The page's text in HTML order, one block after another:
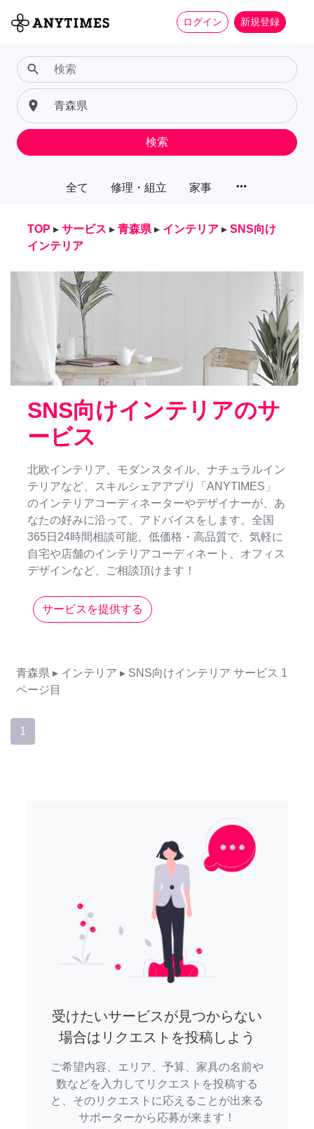
ログイン 新規登録
全て 修理・組立 家事 more_horiz
search
place
検索
TOP ▸ サービス ▸ 青森県 ▸ インテリア ▸ SNS向け
インテリア
SNS向けインテリアのサ
ービス
北欧インテリア、モダンスタイル、ナチュラルイン
テリアなど、スキルシェアアプリ「ANYTIMES」
のインテリアコーディネーターやデザイナーが、あ
なたの好みに沿って、アドバイスをします。全国
365日24時間相談可能。低価格・高品質で、気軽に
自宅や店舗のインテリアコーディネート、オフィス
デザインなど、ご相談頂けます！
サービスを提供する
青森県 ▸ インテリア ▸ SNS向けインテリア サービス 1
ページ目
1
受けたいサービスが見つからない
場合はリクエストを投稿しよう
ご希望内容、エリア、予算、家具の名前や
数などを入力してリクエストを投稿する
と、そのリクエストに応えることが出来る
サポーターから応募が来ます！